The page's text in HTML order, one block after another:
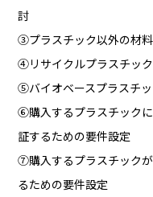
討
③プラスチック以外の材
④リサイクルプラスチッ
⑤バイオベースプラスチ
⑥購入するプラスチック
証するための要件設定
⑦購入するプラスチック
るための要件設定